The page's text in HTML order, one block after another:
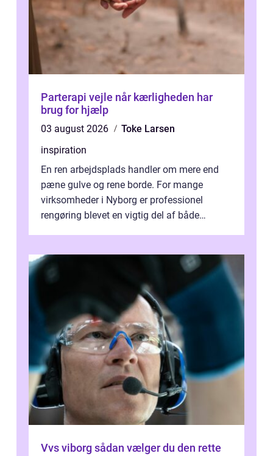
Parterapi vejle når kærligheden har
brug for hjælp
03 august 2026
Toke Larsen
inspiration
En ren arbejdsplads handler om mere end
pæne gulve og rene borde. For mange
virksomheder i Nyborg er professionel
rengøring blevet en vigtig del af både
Vvs viborg sådan vælger du den rette